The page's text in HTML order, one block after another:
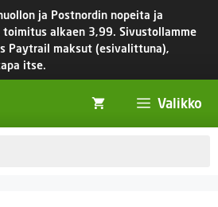
ja Postnordin nopeita ja
toimitus alkaen 3,99. Sivustollamme
Paytrail maksut (esivalittuna),
itse.
Valikko